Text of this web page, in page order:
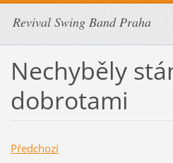
Revival Swing Band Praha
Nechyběly
dobrotami
Předchozí